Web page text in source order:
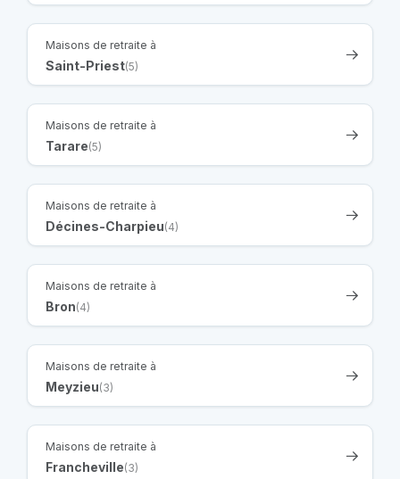
Maisons de retraite à
Saint-Priest(5)
Maisons de retraite à
Tarare(5)
Maisons de retraite à
Décines-Charpieu(4)
Maisons de retraite à
Bron(4)
Maisons de retraite à
Meyzieu(3)
Maisons de retraite à
Francheville(3)